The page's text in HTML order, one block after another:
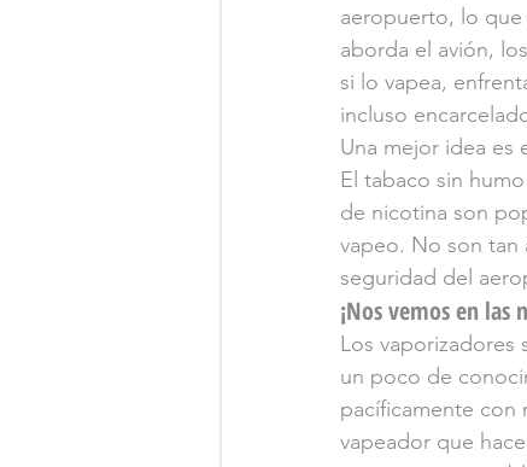
aeropuerto, lo
aborda el avión,
si lo vapea,
incluso
Una mejor idea es
El tabaco sin
de nicotina son
vapeo. No son tan
seguridad del
¡Nos vemos en las
Los vaporizadores
un poco de
pacíficamente con
vapeador que